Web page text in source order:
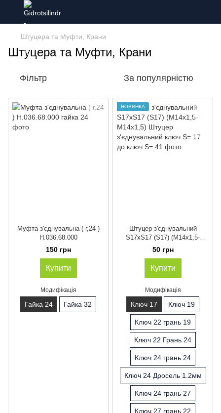
Штуцера та Муфти, Крани
Штуцера та Муфти, Крани
Фільтр За популярністю
Муфта з'єднувальна ( г,24 )
Н.036.68.000
150 грн
Купити
Модифікація
Гайка 24 Гайка 32
НОВИНКА
Штуцер з'єднувальний
S17xS17 (S17) (M14x1,5-
M14x1,5)
50 грн
Купити
Модифікація
Ключ 17 Ключ 19
Ключ 22 грань 19
Ключ 22 Грань 24
Ключ 24 грань 24
Ключ 24 Дросель 1.2мм
Ключ 24 грань 27
Ключ 27 грань 22